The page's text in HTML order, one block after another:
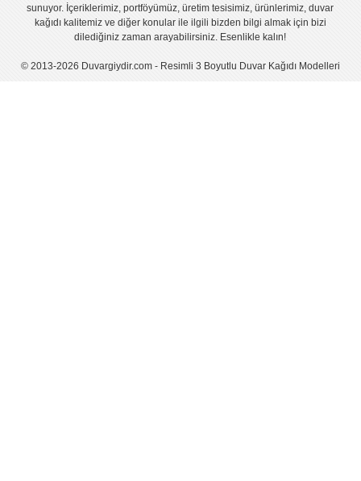
sunuyor. İçeriklerimiz, portföyümüz, üretim tesisimiz, ürünlerimiz, duvar
kağıdı kalitemiz ve diğer konular ile ilgili bizden bilgi almak için bizi
dilediğiniz zaman arayabilirsiniz. Esenlikle kalın!
© 2013-2026 Duvargiydir.com - Resimli 3 Boyutlu Duvar Kağıdı Modelleri